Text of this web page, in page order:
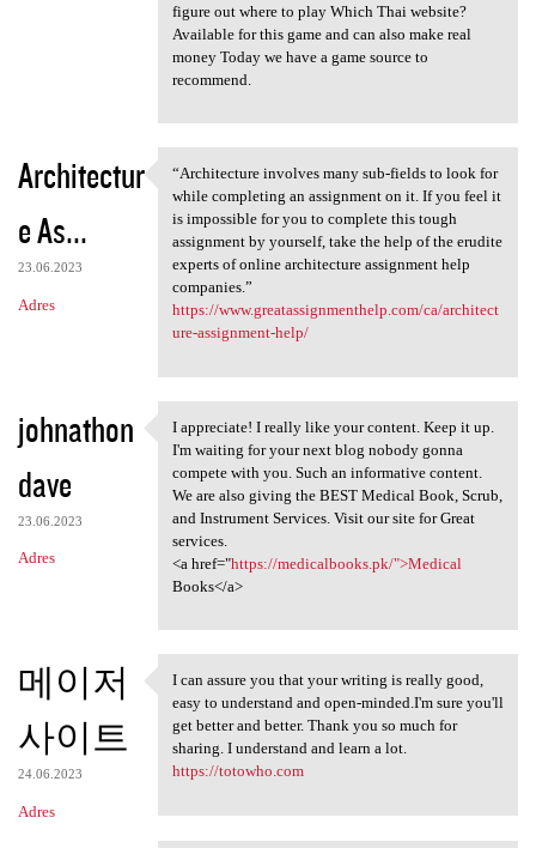
figure out where to play Which Thai website?
Available for this game and can also make real
money Today we have a game source to
recommend.
Architectur
e As...
23.06.2023
Adres
“Architecture involves many
“Architecture involves many sub-fields to look for
while completing an assignment on it. If you feel it
is impossible for you to complete this tough
assignment by yourself, take the help of the erudite
experts of online architecture assignment help
companies.”
https://www.greatassignmenthelp.com/ca/architect
ure-assignment-help/
johnathon
dave
23.06.2023
Adres
I appreciate! I really like
I appreciate! I really like your content. Keep it up.
I'm waiting for your next blog nobody gonna
compete with you. Such an informative content.
We are also giving the BEST Medical Book, Scrub,
and Instrument Services. Visit our site for Great
services.
<a href="https://medicalbooks.pk/">Medical
Books</a>
메이저
사이트
24.06.2023
Adres
I can assure you that your
I can assure you that your writing is really good,
easy to understand and open-minded.I'm sure you'll
get better and better. Thank you so much for
sharing. I understand and learn a lot.
https://totowho.com